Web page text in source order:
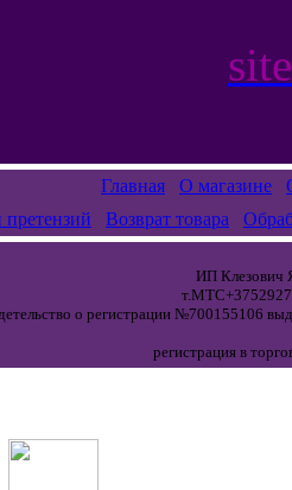
Главная О магазине
Возврат товара
ИП Клезович
о регистрации №700155106
регистрация в